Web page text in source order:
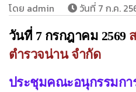
โดย admin วันที่ 7 ก.ค.
วันที่ 7 กรกฎาคม 2569
ตำรวจน่าน จำกัด
ประชุมคณะอนุกรรมกา